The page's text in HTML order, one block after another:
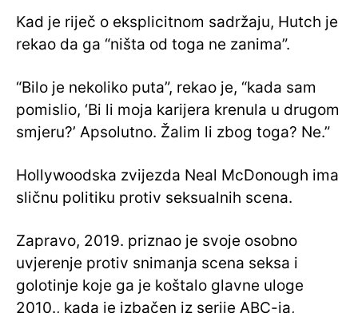
Kad je riječ o eksplicitnom sadržaju, Hutch je
rekao da ga “ništa od toga ne zanima”.
“Bilo je nekoliko puta”, rekao je, “kada sam
pomislio, ‘Bi li moja karijera krenula u drugom
smjeru?’ Apsolutno. Žalim li zbog toga? Ne.”
Hollywoodska zvijezda Neal McDonough ima
sličnu politiku protiv seksualnih scena.
Zapravo, 2019. priznao je svoje osobno
uvjerenje protiv snimanja scena seksa i
golotinje koje ga je koštalo glavne uloge
2010., kada je izbačen iz serije ABC-ja,